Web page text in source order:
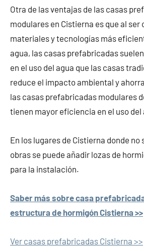
Otra de las ventajas de las casas
modulares en Cistierna es que al
materiales y tecnologías más
agua, las casas prefabricadas
en el uso del agua que las casas
reduce el impacto ambiental y
las casas prefabricadas modulares
tienen mayor eficiencia en el uso del
En los lugares de Cistierna donde no
obras se puede añadir lozas de
para la instalación.
Saber más sobre casa
estructura de hormigón Cistierna >>
Ver casas prefabricadas Cistierna >>